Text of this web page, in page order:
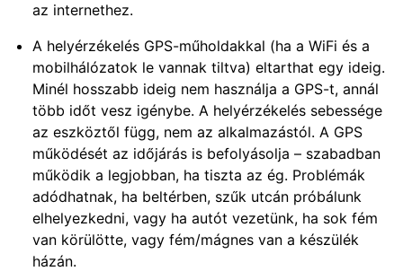
az internethez.
A helyérzékelés GPS-műholdakkal (ha a WiFi és a
mobilhálózatok le vannak tiltva) eltarthat egy ideig.
Minél hosszabb ideig nem használja a GPS-t, annál
több időt vesz igénybe. A helyérzékelés sebessége
az eszköztől függ, nem az alkalmazástól. A GPS
működését az időjárás is befolyásolja – szabadban
működik a legjobban, ha tiszta az ég. Problémák
adódhatnak, ha beltérben, szűk utcán próbálunk
elhelyezkedni, vagy ha autót vezetünk, ha sok fém
van körülötte, vagy fém/mágnes van a készülék
házán.